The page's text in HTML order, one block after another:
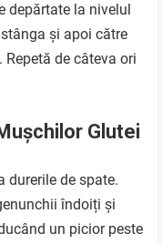
depărtate la nivelul
și apoi către
de câteva ori
Glutei
durerile de spate.
îndoiți și
un picior peste